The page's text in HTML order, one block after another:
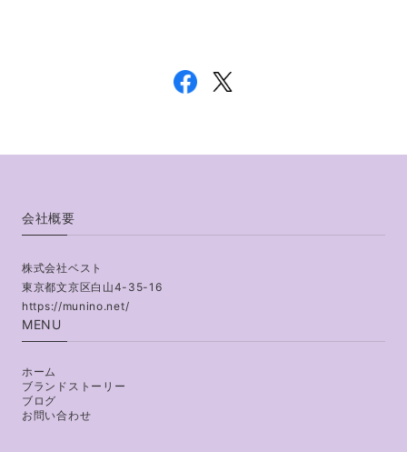
会社概要
株式会社ベスト
東京都文京区白山4-35-16
https://munino.net/
MENU
ホーム
ブランドストーリー
ブログ
お問い合わせ